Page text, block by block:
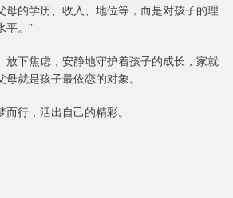
母的学历、收入、地位等，而是对孩子的理
平。”
放下焦虑，安静地守护着孩子的成长，家就
就是孩子最依恋的对象。
行，活出自己的精彩。